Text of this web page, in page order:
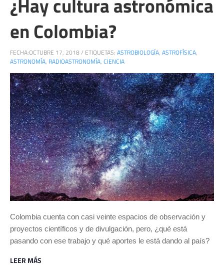
en Colombia?
FECHA:OCTUBRE 17, 2018/ ETIQUETAS: ASTROBIOLOGÍA, ASTROFÍSICA,
ASTRONOMÍA, RADIOASTRONOMÍA, CIENCIA
Colombia cuenta con casi veinte espacios de observación y
proyectos científicos y de divulgación, pero, ¿qué está
pasando con ese trabajo y qué aportes le está dando al país?
LEER MÁS